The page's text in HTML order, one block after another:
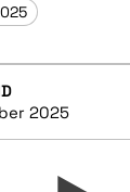
2025